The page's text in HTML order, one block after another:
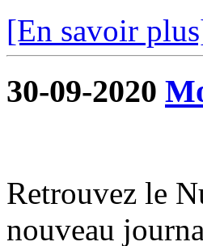
[En savoir
30-09-2020
Retrouvez le
nouveau